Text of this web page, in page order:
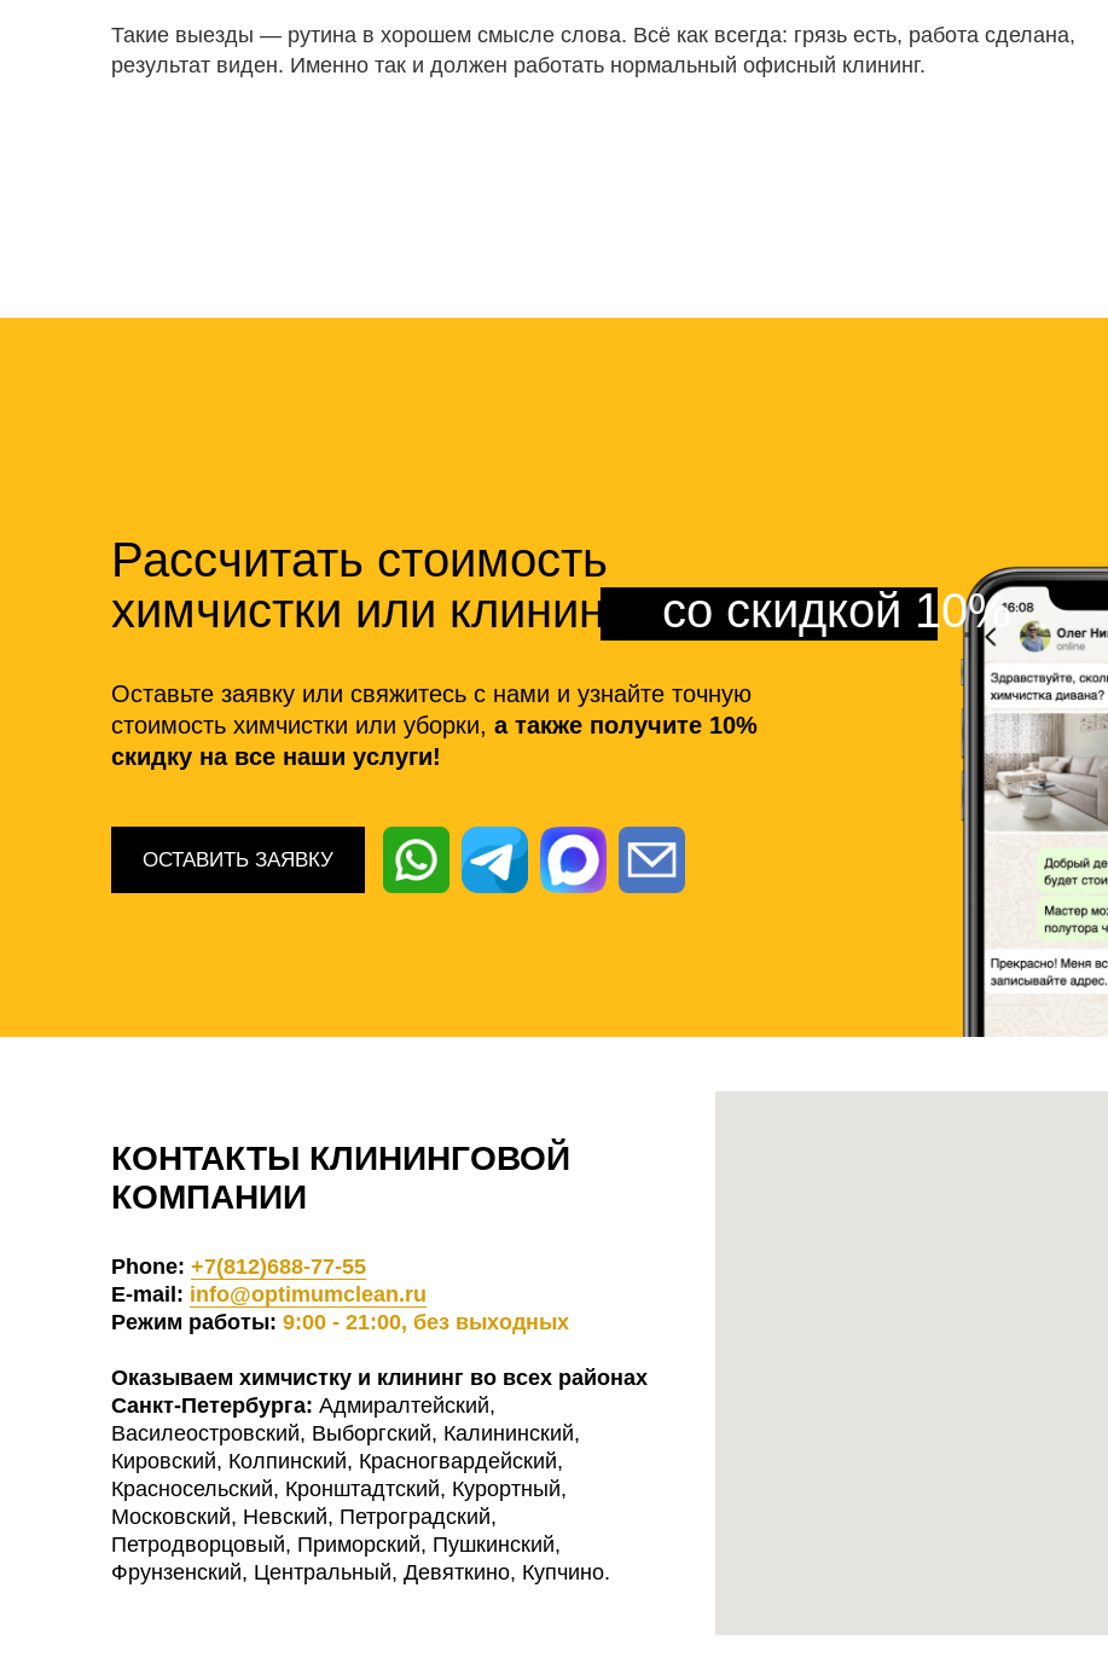
Такие выезды — рутина в хорошем смысле слова. Всё как всегда: грязь есть, работа сделана,
результат виден. Именно так и должен работать нормальный офисный клининг.
Оставьте заявку или свяжитесь с нами и узнайте точную
стоимость химчистки или уборки, а также получите 10%
скидку на все наши услуги!
Рассчитать стоимость
химчистки или клининга со скидкой 10%
ОСТАВИТЬ ЗАЯВКУ
КОНТАКТЫ КЛИНИНГОВОЙ
КОМПАНИИ
Phone: +7(812)688-77-55
E-mail: info@optimumclean.ru
Режим работы: 9:00 - 21:00, без выходных
Оказываем химчистку и клининг во всех районах
Санкт-Петербурга: Адмиралтейский,
Василеостровский, Выборгский, Калининский,
Кировский, Колпинский, Красногвардейский,
Красносельский, Кронштадтский, Курортный,
Московский, Невский, Петроградский,
Петродворцовый, Приморский, Пушкинский,
Фрунзенский, Центральный, Девяткино, Купчино.